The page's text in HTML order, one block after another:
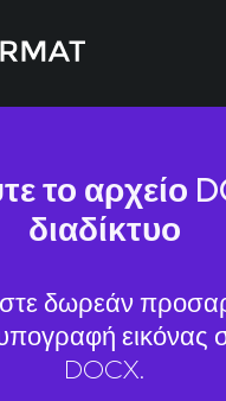
το αρχείο
διαδίκτυο
δωρεάν
εικόνας
DOCX.